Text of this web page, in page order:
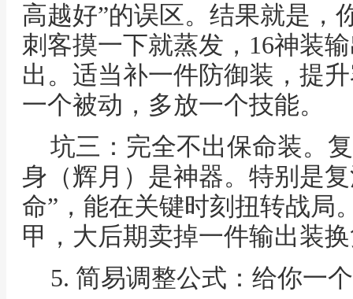
高越好”的误区。结果就是，
刺客摸一下就蒸发，16神装
出。适当补一件防御装，提
一个被动，多放一个技能。
坑三：完全不出保命装。
身（辉月）是神器。特别是
命”，能在关键时刻扭转战局
甲，大后期卖掉一件输出装
5. 简易调整公式：给你一